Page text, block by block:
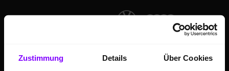
Zustimmung Details Über Cookies